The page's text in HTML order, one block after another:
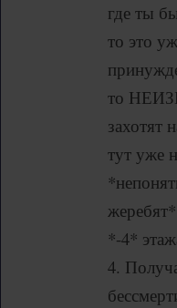
где ты
то это
то
захотят
тут уже
*-4*
4.